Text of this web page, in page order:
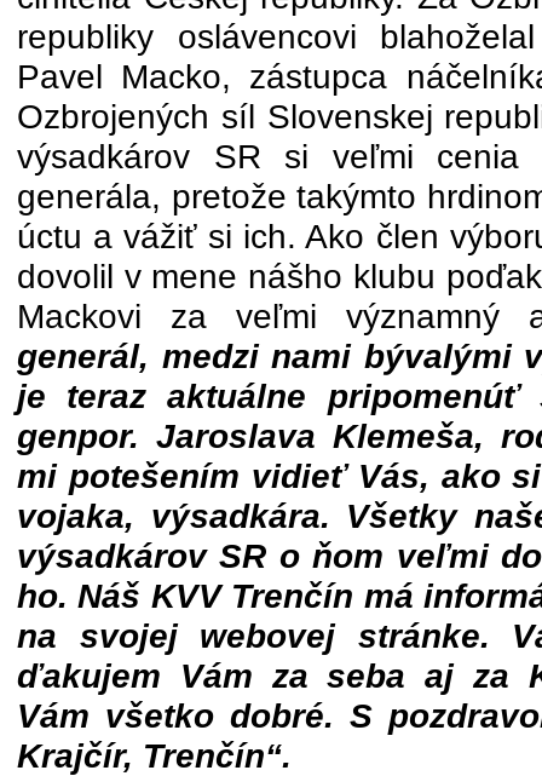
republiky oslávencovi
Pavel Macko, zástupca
Ozbrojených síl Slovenskej
výsadkárov SR si veľmi cenia
generála, pretože takýmto
úctu a vážiť si ich. Ako člen
dovolil v mene nášho klubu
Mackovi za veľmi
generál, medzi nami bývalými
je teraz aktuálne pripomenúť
genpor. Jaroslava Klemeša,
mi potešením vidieť Vás, ako
vojaka, výsadkára. Všetky
výsadkárov SR o ňom veľmi
ho. Náš KVV Trenčín má
na svojej webovej stránke.
ďakujem Vám za seba aj za
Vám všetko dobré. S
Krajčír, Trenčín“.